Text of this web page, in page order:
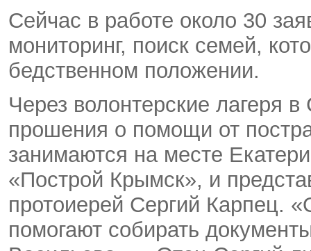
Сейчас в работе около 30
мониторинг, поиск семей,
бедственном положении.
Через волонтерские лагеря
прошения о помощи от
занимаются на месте
«Построй Крымск», и
протоиерей Сергий Карпец.
помогают собирать